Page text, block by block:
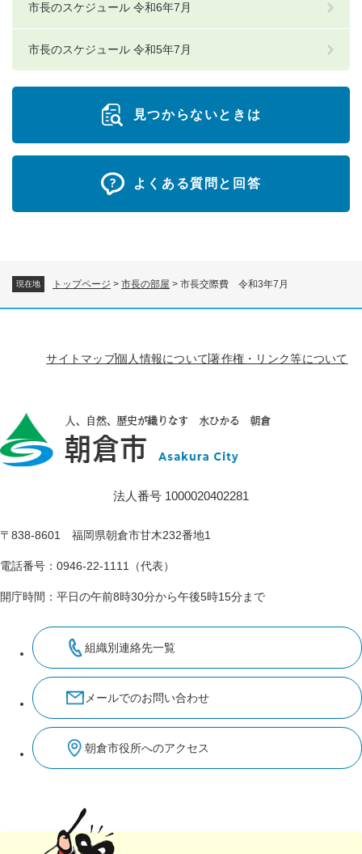
現在地 トップページ > 市長の部屋 > 市長交際費 令和3年7月
市長のスケジュール 令和6年7月
市長のスケジュール 令和5年7月
見つからないときは
よくある質問と回答
サイトマップ個人情報について著作権・リンク等について
法人番号 1000020402281
〒838-8601 福岡県朝倉市甘木232番地1
電話番号：0946-22-1111（代表）
開庁時間：平日の午前8時30分から午後5時15分まで
組織別連絡先一覧
メールでのお問い合わせ
朝倉市役所へのアクセス